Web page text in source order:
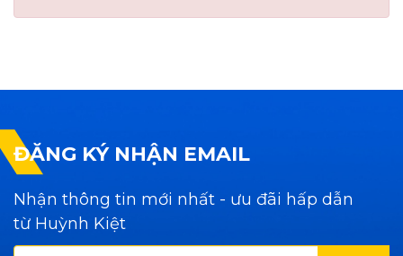
ĐĂNG KÝ NHẬN EMAIL
Nhận thông tin mới nhất - ưu đãi hấp dẫn
từ Huỳnh Kiệt